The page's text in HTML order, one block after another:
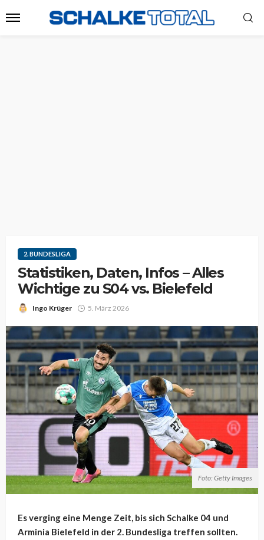
2. BUNDESLIGA
Statistiken, Daten, Infos – Alles
Wichtige zu S04 vs. Bielefeld
Ingo Krüger 5. März 2026
Foto: Getty Images
Es verging eine Menge Zeit, bis sich Schalke 04 und
Arminia Bielefeld in der 2. Bundesliga treffen sollten.